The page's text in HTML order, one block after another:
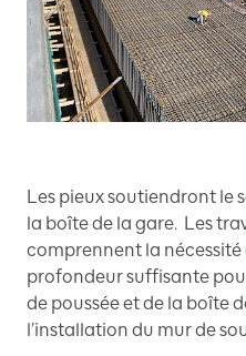
Les pieux soutiendront le
la boîte de la gare. Les
comprennent la nécessité
profondeur suffisante
de poussée et de la boîte
l’installation du mur de